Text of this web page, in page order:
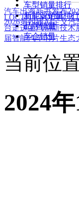
汽车出海新书发布
2026第四届AI定义汽
LOCTITE SOLVE 人
台走进上汽创新技术
届智能汽车芯片生态
车型销量排行
新能源销量排行
品牌销量
车企销量
当前位
2024